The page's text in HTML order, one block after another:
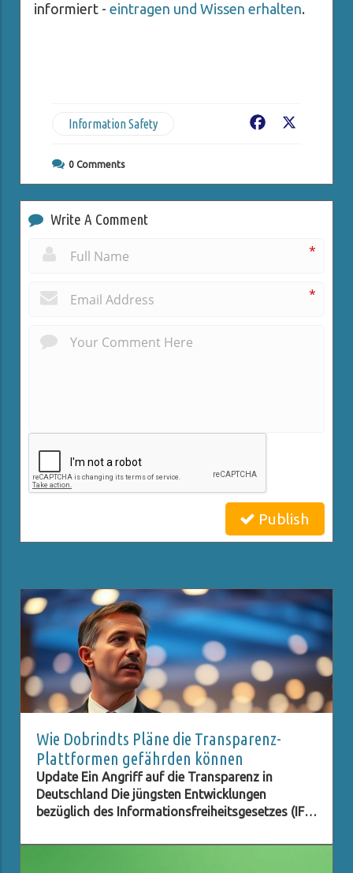
informiert - eintragen und Wissen erhalten.
Information Safety Facebook
0 Comments
Write A Comment
*
*
Publish
Wie Dobrindts Pläne die Transparenz-
Plattformen gefährden können
Update Ein Angriff auf die Transparenz in
Deutschland Die jüngsten Entwicklungen
bezüglich des Informationsfreiheitsgesetzes (IFG)
auch alarmierend für diejenigen zu sein, die an